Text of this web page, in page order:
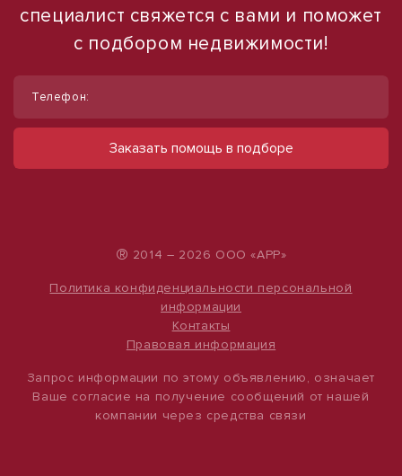
площадью 30, 85, 160 м²+ навес
специалист свяжется с вами и поможет
с подбором недвижимости!
Телефон:
Заказать помощь в подборе
® 2014 – 2026 ООО «АРР»
Политика конфиденциальности персональной
информации
Контакты
Правовая информация
Запрос информации по этому объявлению, означает
Ваше согласие на получение сообщений от нашей
компании через средства связи